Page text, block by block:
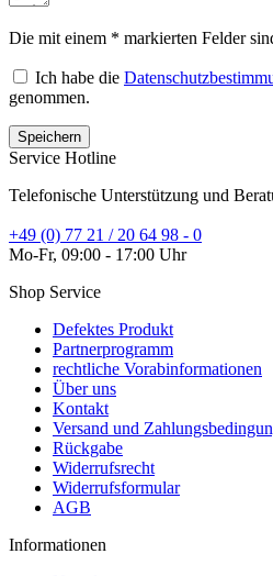
Die mit einem * markierten Felder
Ich habe die
genommen.
Speichern
Service Hotline
Telefonische Unterstützung und
+49 (0) 77 21 / 20 64 98 - 0
Mo-Fr, 09:00 - 17:00 Uhr
Shop Service
Defektes Produkt
Partnerprogramm
rechtliche Vorabinformationen
Über uns
Kontakt
Versand und
Rückgabe
Widerrufsrecht
Widerrufsformular
AGB
Informationen